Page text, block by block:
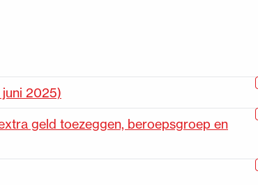
2025)
geld toezeggen, beroepsgroep en